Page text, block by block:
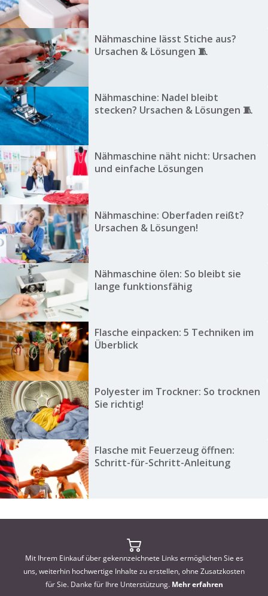
Nähmaschine lässt Stiche aus?
Ursachen & Lösungen 🧵
Nähmaschine: Nadel bleibt
stecken? Ursachen & Lösungen 🧵
Nähmaschine näht nicht: Ursachen
und einfache Lösungen
Nähmaschine: Oberfaden reißt?
Ursachen & Lösungen!
Nähmaschine ölen: So bleibt sie
lange funktionsfähig
Flasche einpacken: 5 Techniken im
Überblick
Polyester im Trockner: So trocknen
Sie richtig!
Flasche mit Feuerzeug öffnen:
Schritt-für-Schritt-Anleitung
Mit Ihrem Einkauf über gekennzeichnete Links ermöglichen Sie es
uns, weiterhin hochwertige Inhalte zu erstellen, ohne Zusatzkosten
für Sie. Danke für Ihre Unterstützung. Mehr erfahren